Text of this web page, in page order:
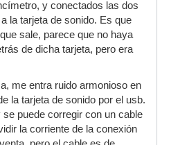
y conectados las dos
la tarjeta de sonido. Es que
sale, parece que no haya
de dicha tarjeta, pero era
me entra ruido armonioso en
la tarjeta de sonido por el usb.
puede corregir con un cable
la corriente de la conexión